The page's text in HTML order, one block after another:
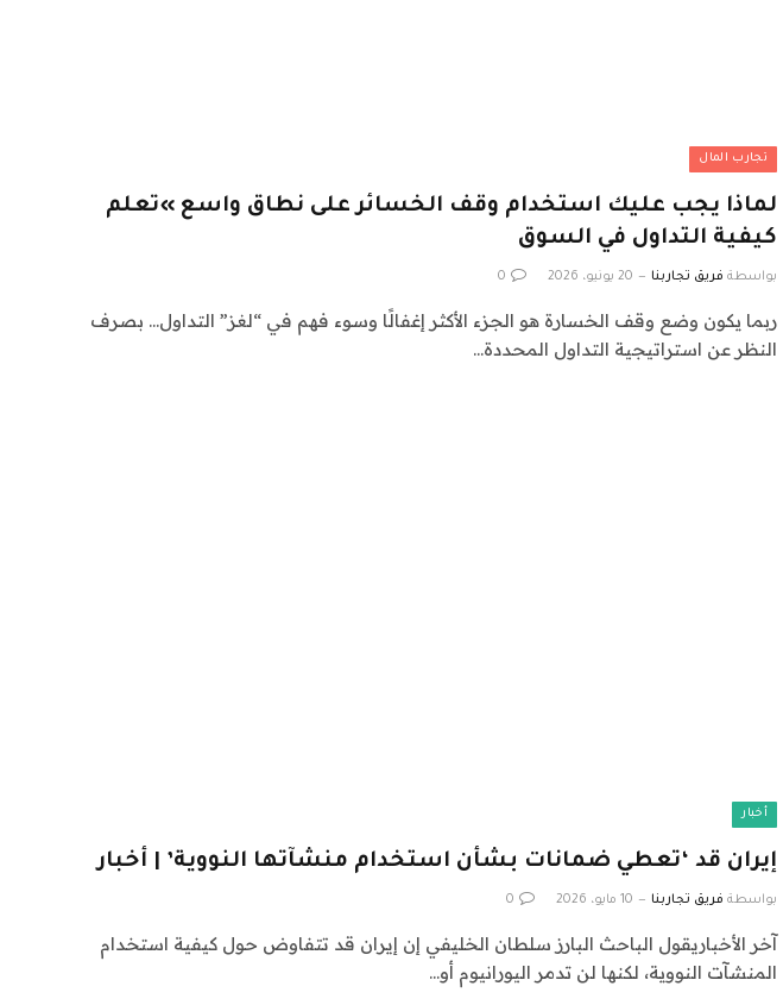
تجارب المال
لماذا يجب عليك استخدام وقف الخسائر على نطاق واسع »تعلم
كيفية التداول في السوق
بواسطة فريق تجاربنا 20 يونيو، 2026 0
ربما يكون وضع وقف الخسارة هو الجزء الأكثر إغفالًا وسوء فهم في “لغز” التداول… بصرف
النظر عن استراتيجية التداول المحددة…
أخبار
إيران قد ‘تعطي ضمانات بشأن استخدام منشآتها النووية’ | أخبار
بواسطة فريق تجاربنا 10 مايو، 2026 0
آخر الأخباريقول الباحث البارز سلطان الخليفي إن إيران قد تتفاوض حول كيفية استخدام
المنشآت النووية، لكنها لن تدمر اليورانيوم أو…